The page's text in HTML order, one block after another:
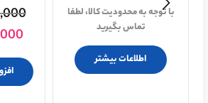
با توجه به محدودیت کالا، لطفا
تماس بگیرید
اطلاعات بیشتر